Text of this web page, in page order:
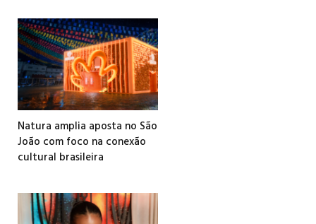
Natura amplia aposta no São
João com foco na conexão
cultural brasileira